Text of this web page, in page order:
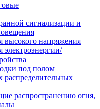
сигнализации и
высокого напряжения
электроэнергии/
под полом
распределительных
распространению огня,